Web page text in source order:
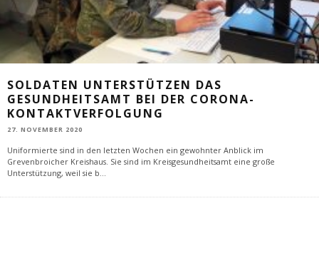
SOLDATEN UNTERSTÜTZEN DAS
GESUNDHEITSAMT BEI DER CORONA-
KONTAKTVERFOLGUNG
27. NOVEMBER 2020
Uniformierte sind in den letzten Wochen ein gewohnter Anblick im
Grevenbroicher Kreishaus. Sie sind im Kreisgesundheitsamt eine große
Unterstützung, weil sie b...